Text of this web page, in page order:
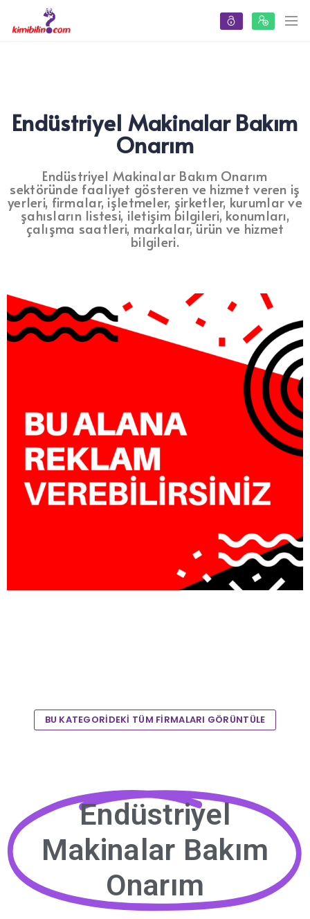
Endüstriyel Makinalar Bakım
Onarım
Endüstriyel Makinalar Bakım Onarım
sektöründe faaliyet gösteren ve hizmet veren iş
yerleri, firmalar, işletmeler, şirketler, kurumlar ve
şahısların listesi, iletişim bilgileri, konumları,
çalışma saatleri, markalar, ürün ve hizmet
bilgileri.
BU KATEGORİDEKİ TÜM FİRMALARI GÖRÜNTÜLE
Endüstriyel
Makinalar Bakım
Onarım